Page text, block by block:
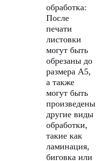
обработка:
После
печати
листовки
могут быть
обрезаны до
размера A5,
а также
могут быть
произведены
другие виды
обработки,
такие как
ламинация,
биговка или